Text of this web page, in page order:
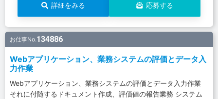
詳細をみる 応募する
お仕事No.134886
Webアプリケーション、業務システムの評価とデータ入
力作業
Webアプリケーション、業務システムの評価とデータ入力作業
それに付随するドキュメント作成、評価値の報告業務 システム